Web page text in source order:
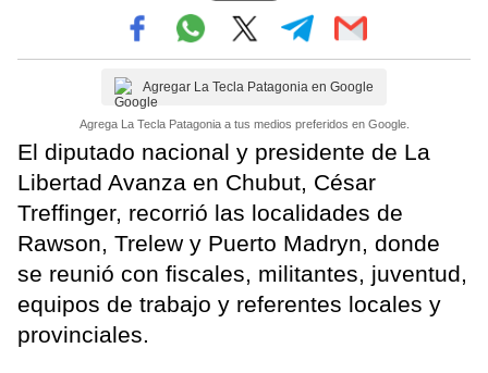
Agregar La Tecla Patagonia en Google
Agrega La Tecla Patagonia a tus medios preferidos en Google.
El diputado nacional y presidente de La
Libertad Avanza en Chubut, César
Treffinger, recorrió las localidades de
Rawson, Trelew y Puerto Madryn, donde
se reunió con fiscales, militantes, juventud,
equipos de trabajo y referentes locales y
provinciales.